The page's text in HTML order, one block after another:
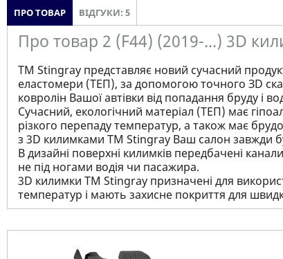
ПРО ТОВАР ВІДГУКИ: 5
Про товар 2 (F44) (2019-...) 3D
ТМ Stingray представляє новий сучасний
еластомери (ТЕП), за допомогою точного ЗD
ковролін Вашої автівки від попадання бруду і
Сучасний, екологічний матеріал (ТЕП) має
різкого перепаду температур, а також має
з 3D килимками TM Stingray Ваш салон завжди
В дизайні поверхні килимків передбачені
не під ногами водія чи пасажира.
3D килимки TM Stingray призначені для
температур і мають захисне покриття для